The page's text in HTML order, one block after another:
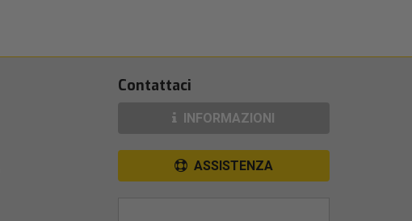
Contattaci
INFORMAZIONI
ASSISTENZA